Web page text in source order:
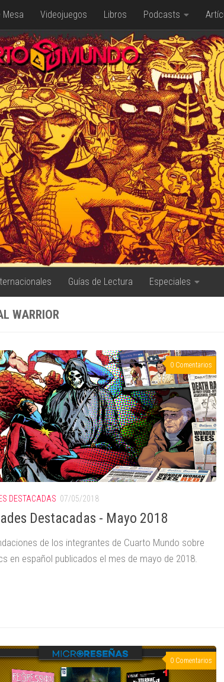
Mesa Videojuegos Libros Podcasts
Guías de Lectura Especiales
WARRIOR
0 Comentarios
DESTACADAS 07/05/2018
Destacadas - Mayo 2018
de los integrantes de Cuarto Mundo sobre
en español publicados el mes de mayo de 2018.
0 Comentarios